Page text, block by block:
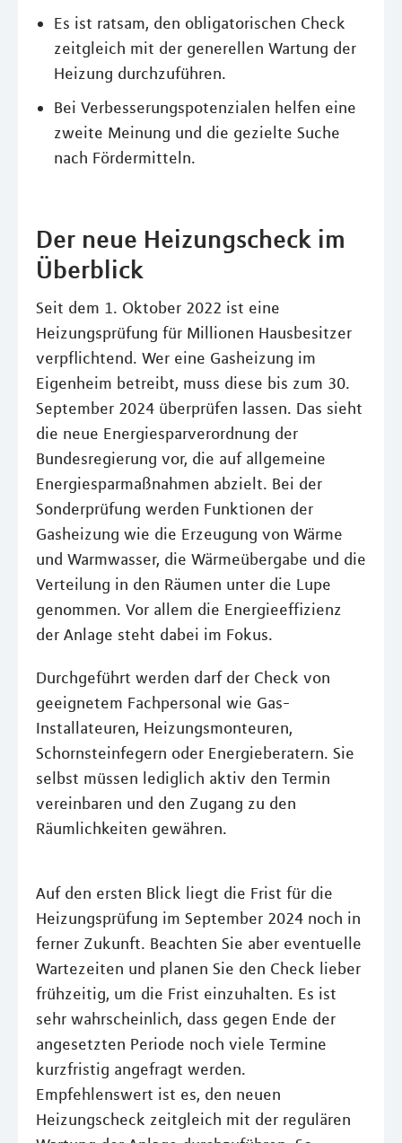
Es ist ratsam, den obligatorischen Check
zeitgleich mit der generellen Wartung der
Heizung durchzuführen.
Bei Verbesserungspotenzialen helfen eine
zweite Meinung und die gezielte Suche
nach Fördermitteln.
Der neue Heizungscheck im
Überblick
Seit dem 1. Oktober 2022 ist eine
Heizungsprüfung für Millionen Hausbesitzer
verpflichtend. Wer eine Gasheizung im
Eigenheim betreibt, muss diese bis zum 30.
September 2024 überprüfen lassen. Das sieht
die neue Energiesparverordnung der
Bundesregierung vor, die auf allgemeine
Energiesparmaßnahmen abzielt. Bei der
Sonderprüfung werden Funktionen der
Gasheizung wie die Erzeugung von Wärme
und Warmwasser, die Wärmeübergabe und die
Verteilung in den Räumen unter die Lupe
genommen. Vor allem die Energieeffizienz
der Anlage steht dabei im Fokus.
Durchgeführt werden darf der Check von
geeignetem Fachpersonal wie Gas-
Installateuren, Heizungsmonteuren,
Schornsteinfegern oder Energieberatern. Sie
selbst müssen lediglich aktiv den Termin
vereinbaren und den Zugang zu den
Räumlichkeiten gewähren.
Auf den ersten Blick liegt die Frist für die
Heizungsprüfung im September 2024 noch in
ferner Zukunft. Beachten Sie aber eventuelle
Wartezeiten und planen Sie den Check lieber
frühzeitig, um die Frist einzuhalten. Es ist
sehr wahrscheinlich, dass gegen Ende der
angesetzten Periode noch viele Termine
kurzfristig angefragt werden.
Empfehlenswert ist es, den neuen
Heizungscheck zeitgleich mit der regulären